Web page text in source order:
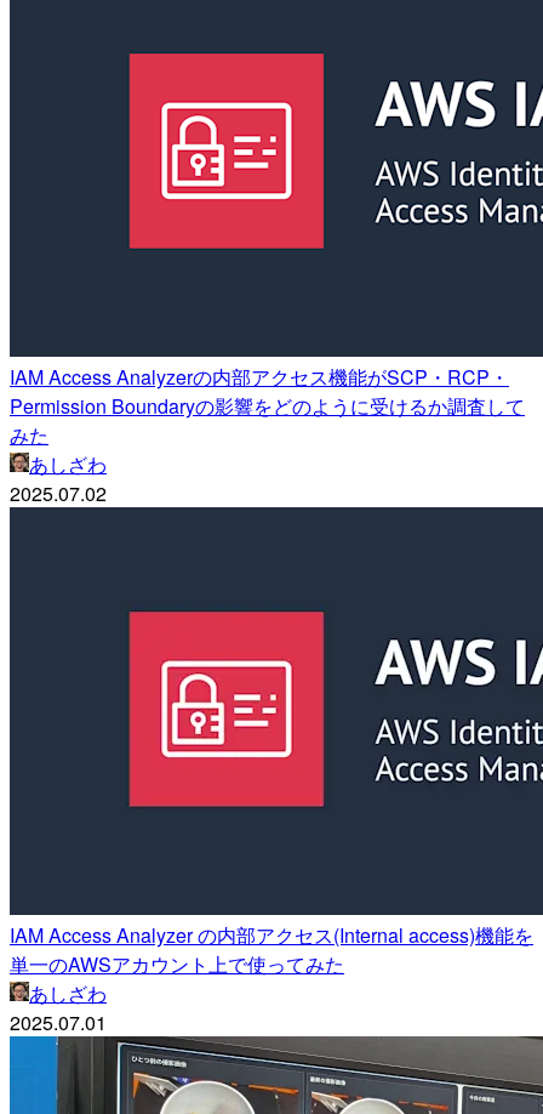
IAM Access Analyzerの内部アクセス機能がSCP・RCP・
Permission Boundaryの影響をどのように受けるか調査して
みた
あしざわ
2025.07.02
IAM Access Analyzer の内部アクセス(Internal access)機能を
単一のAWSアカウント上で使ってみた
あしざわ
2025.07.01